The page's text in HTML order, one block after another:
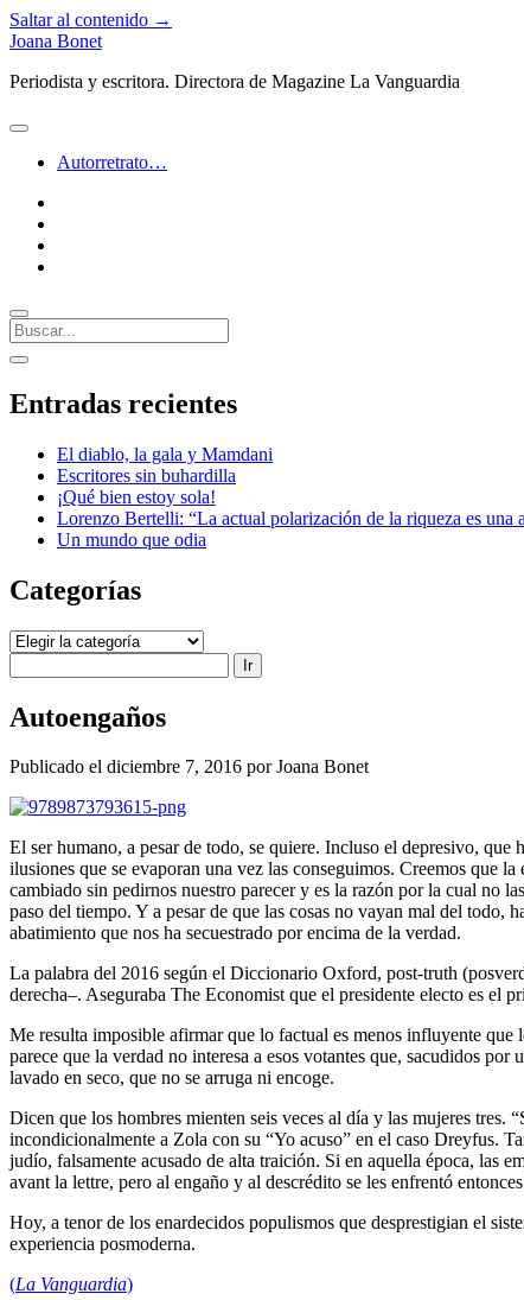
Saltar al contenido →
Joana Bonet
Periodista y escritora. Directora de Magazine La Vanguardia
abrir
Autorretrato…
Buscar
Barra
lateral
abrir
lateral
Entradas recientes
El diablo, la gala y Mamdani
Escritores sin buhardilla
¡Qué bien estoy sola!
Lorenzo Bertelli: “La actual polarización de la riqueza es una
Un mundo que odia
Categorías
Categorías
Autoengaños
Publicado el diciembre 7, 2016 por Joana Bonet
El ser humano, a pesar de todo, se quiere. Incluso el depresivo,
ilusiones que se evaporan una vez las conseguimos. Creemos que
cambiado sin pedirnos nuestro parecer y es la razón por la cual no
paso del tiempo. Y a pesar de que las cosas no vayan mal del todo,
abatimiento que nos ha secuestrado por encima de la verdad.
La palabra del 2016 según el Diccionario Oxford, post-truth
derecha–. Aseguraba The Economist que el presidente electo es el
Me resulta imposible afirmar que lo factual es menos influyente
parece que la verdad no interesa a esos votantes que, sacudidos
lavado en seco, que no se arruga ni encoge.
Dicen que los hombres mienten seis veces al día y las mujeres tres.
incondicionalmente a Zola con su “Yo acuso” en el caso Dreyfus.
judío, falsamente acusado de alta traición. Si en aquella época, las
avant la lettre, pero al engaño y al descrédito se les enfrentó
Hoy, a tenor de los enardecidos populismos que desprestigian el
experiencia posmoderna.
(La Vanguardia)